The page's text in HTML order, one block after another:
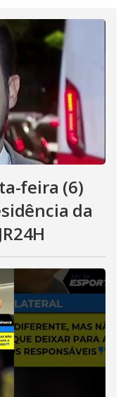
feira (6)
da